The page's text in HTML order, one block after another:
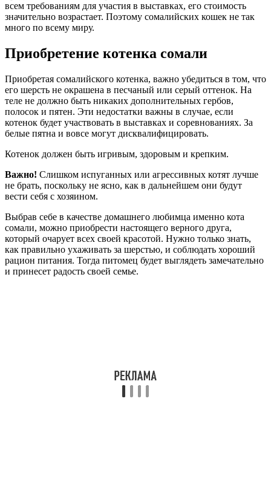
всем требованиям для участия в выставках, его стоимость
значительно возрастает. Поэтому сомалийских кошек не так
много по всему миру.
Приобретение котенка сомали
Приобретая сомалийского котенка, важно убедиться в том, что
его шерсть не окрашена в песчаный или серый оттенок. На
теле не должно быть никаких дополнительных гербов,
полосок и пятен. Эти недостатки важны в случае, если
котенок будет участвовать в выставках и соревнованиях. За
белые пятна и вовсе могут дисквалифицировать.
Котенок должен быть игривым, здоровым и крепким.
Важно! Слишком испуганных или агрессивных котят лучше
не брать, поскольку не ясно, как в дальнейшем они будут
вести себя с хозяином.
Выбрав себе в качестве домашнего любимца именно кота
сомали, можно приобрести настоящего верного друга,
который очарует всех своей красотой. Нужно только знать,
как правильно ухаживать за шерстью, и соблюдать хороший
рацион питания. Тогда питомец будет выглядеть замечательно
и принесет радость своей семье.